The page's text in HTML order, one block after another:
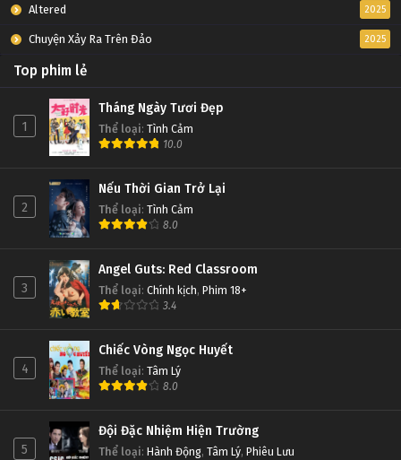
Altered 2025
Chuyện Xảy Ra Trên Đảo 2025
Top phim lẻ
1
Tháng Ngày Tươi Đẹp
Thể loại: Tình Cảm
10.0
2
Nếu Thời Gian Trở Lại
Thể loại: Tình Cảm
8.0
3
Angel Guts: Red Classroom
Thể loại: Chính kịch, Phim 18+
3.4
4
Chiếc Vòng Ngọc Huyết
Thể loại: Tâm Lý
8.0
5
Đội Đặc Nhiệm Hiện Trường
Thể loại: Hành Động, Tâm Lý, Phiêu Lưu